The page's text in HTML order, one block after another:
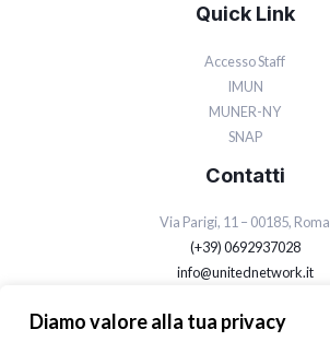
Diamo valore alla tua privacy
Quick Link
Accesso Staff
IMUN
MUNER-NY
SNAP
Contatti
Via Parigi, 11 – 00185, Roma
(+39) 0692937028
info@unitednetwork.it
Privacy Policy
Cookie Policy